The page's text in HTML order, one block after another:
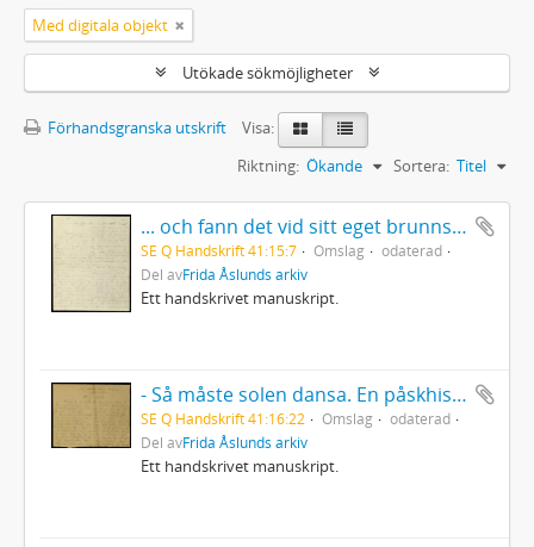
Med digitala objekt
Utökade sökmöjligheter
Förhandsgranska utskrift
Visa:
Sortera: Titel
Riktning: Ökande
... och fann det vid sitt eget brunnstak!
SE Q Handskrift 41:15:7 Omslag
odaterad
Del avFrida Åslunds arkiv
Ett handskrivet manuskript.
- Så måste solen dansa. En påskhistoria.
SE Q Handskrift 41:16:22 Omslag
odaterad
Del avFrida Åslunds arkiv
Ett handskrivet manuskript.